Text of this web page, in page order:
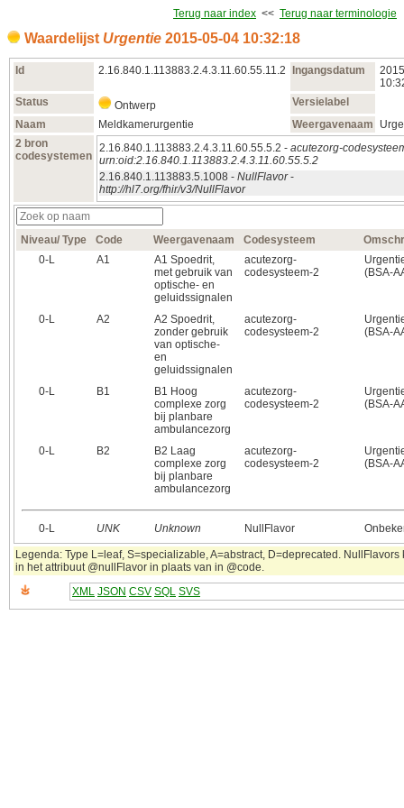
Terug naar index << Terug naar terminologie
Waardelijst Urgentie 2015‑05‑04 10:32:18
Id 2.16.840.1.113883.2.4.3.11.60.55.11.2 Ingangsdatum
Status
Ontwerp
Versielabel
Naam
Meldkamerurgentie Weergavenaam
2 bron
codesystemen
2.16.840.1.113883.2.4.3.11.60.55.5.2 - acutezorg-
urn:oid:2.16.840.1.113883.2.4.3.11.60.55.5.2
2.16.840.1.113883.5.1008 - NullFlavor-
http://hl7.org/fhir/v3/NullFlavor
Niveau/ Type Code Weergavenaam Codesysteem
0‑L
A1
A1 Spoedrit,
met gebruik van
optische- en
geluidssignalen
acutezorg-
codesysteem-2
(BSA-
0‑L A2
A2 Spoedrit,
zonder gebruik
van optische-
en
geluidssignalen
acutezorg-
codesysteem-2
(BSA-
0‑L B1
B1 Hoog
complexe zorg
bij planbare
ambulancezorg
acutezorg-
codesysteem-2
(BSA-
0‑L B2
B2 Laag
complexe zorg
bij planbare
ambulancezorg
acutezorg-
codesysteem-2
(BSA-
0‑L UNK Unknown NullFlavor
Legenda: Type L=leaf, S=specializable, A=abstract, D=deprecated. NullFlavors
in het attribuut @nullFlavor in plaats van in @code.
XML JSON CSV SQL SVS